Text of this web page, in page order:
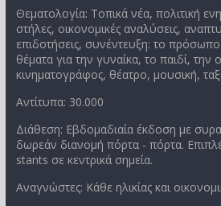
Θεματολογία: Τοπικά νέα, πολιτική
στήλες, οικονομικές αναλύσεις,
επιδοτήσεις, συνέντευξη: το
θέματα για την γυναίκα, το παιδί, την
κινηματογράφος, θέατρο, μουσική,
Αντίτυπα: 30.000
Διάθεση: Εβδομαδιαία έκδοση με
δωρεάν διανομή πόρτα - πόρτα.
stants σε κεντρικά σημεία.
Αναγνώστες: Κάθε ηλικίας και